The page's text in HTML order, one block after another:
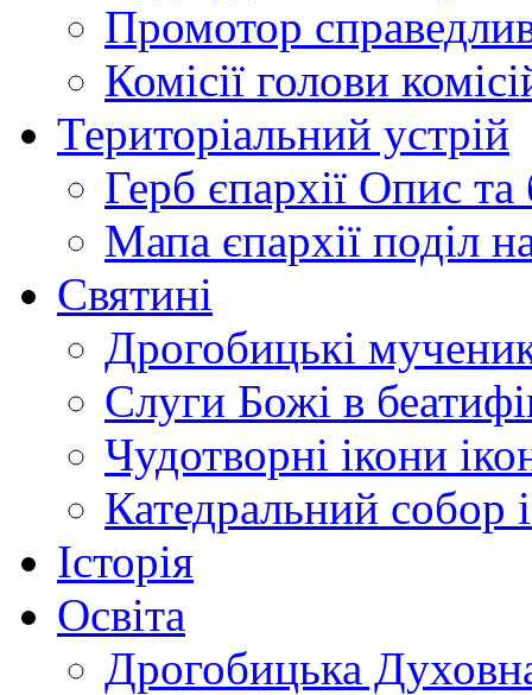
Промотор
Комісії голови
Територіальний устрій
Герб єпархії Опис та
Мапа єпархії поділ
Святині
Дрогобицькі
Слуги Божі в
Чудотворні ікони
Катедральний собор
Історія
Освіта
Дрогобицька